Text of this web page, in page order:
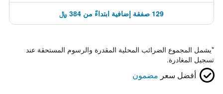
129 صفقة إضافية ابتداءً من 384 ﷼
*يشمل المجموع الضرائب المحلية المقدرة والرسوم المستحقة عند
تسجيل المغادرة.
أفضل سعر مضمون